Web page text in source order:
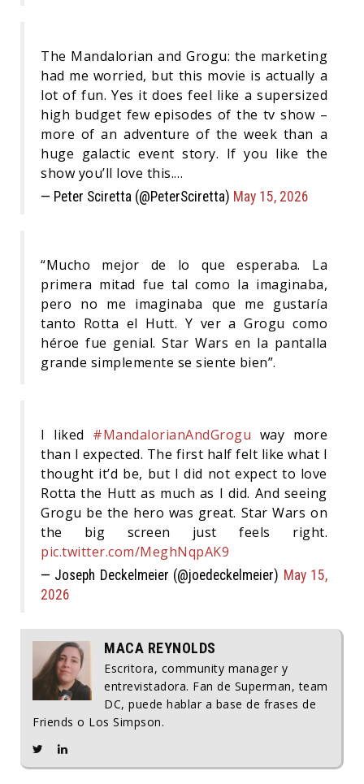
The Mandalorian and Grogu: the marketing
had me worried, but this movie is actually a
lot of fun. Yes it does feel like a supersized
high budget few episodes of the tv show –
more of an adventure of the week than a
huge galactic event story. If you like the
show you’ll love this.…
— Peter Sciretta (@PeterSciretta) May 15, 2026
“Mucho mejor de lo que esperaba. La
primera mitad fue tal como la imaginaba,
pero no me imaginaba que me gustaría
tanto Rotta el Hutt. Y ver a Grogu como
héroe fue genial. Star Wars en la pantalla
grande simplemente se siente bien”.
I liked #MandalorianAndGrogu way more
than I expected. The first half felt like what I
thought it’d be, but I did not expect to love
Rotta the Hutt as much as I did. And seeing
Grogu be the hero was great. Star Wars on
the big screen just feels right.
pic.twitter.com/MeghNqpAK9
— Joseph Deckelmeier (@joedeckelmeier) May 15,
2026
MACA REYNOLDS
Escritora, community manager y
entrevistadora. Fan de Superman, team
DC, puede hablar a base de frases de
Friends o Los Simpson.